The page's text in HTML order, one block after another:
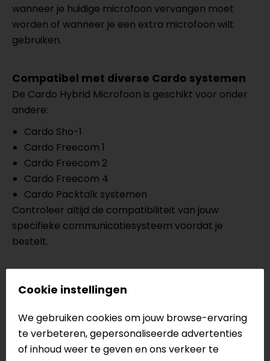
wanneer je huidige microfoon vervangen moet
worden of wanneer je een extra microfoon wilt
gebruiken.
Compatibel met diverse Cardo systemen
De Cardo Hybrid Microfoon is geschikt voor onder
andere:
Cardo Sho-1
Cardo Freecom 1
Cardo Freecom 2
Cardo Freecom 4
Cardo Packtalk systemen
Controleer altijd de compatibiliteit van jouw
specifieke communicatiesysteem voordat je
bestelt.
De microfoon is ontworpen voor eenvoudige
montage op compatibele Cardo
communicatiesystemen, zodat je snel weer gebruik
kunt maken van alle communicatiefuncties.
Cookie instellingen
We gebruiken cookies om jouw browse-ervaring
te verbeteren, gepersonaliseerde advertenties
of inhoud weer te geven en ons verkeer te